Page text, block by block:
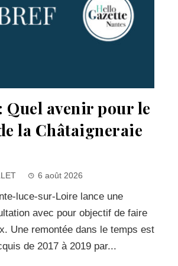
Quel avenir pour le
la Châtaigneraie
6 août 2026
luce-sur-Loire lance une
avec pour objectif de faire
Une remontée dans le temps est
de 2017 à 2019 par...